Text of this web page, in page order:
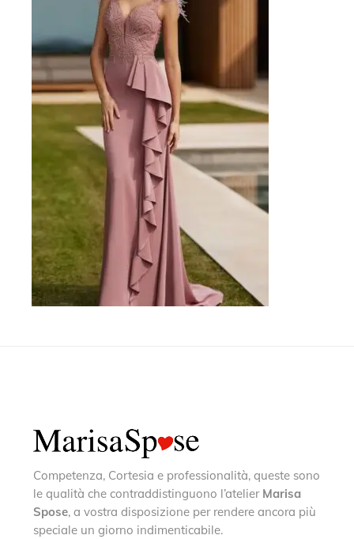
Competenza, Cortesia e professionalità, queste sono
le qualità che contraddistinguono l’atelier Marisa
Spose, a vostra disposizione per rendere ancora più
speciale un giorno indimenticabile.